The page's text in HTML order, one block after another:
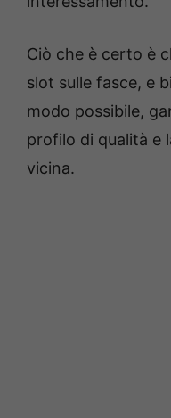
Ciò che è certo è
slot sulle fasce, e
modo possibile,
profilo di qualità e
vicina.